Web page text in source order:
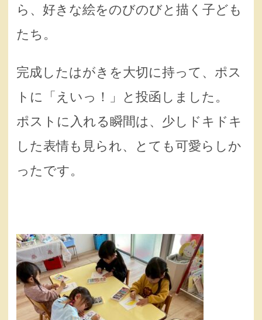
ら、好きな絵をのびのびと描く子ども
たち。
完成したはがきを大切に持って、ポス
トに「えいっ！」と投函しました。
ポストに入れる瞬間は、少しドキドキ
した表情も見られ、とても可愛らしか
ったです。